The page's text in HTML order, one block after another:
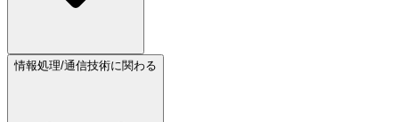
情報処理/通信技術に関わる